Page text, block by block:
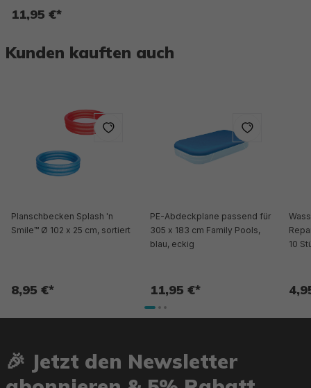
11,95 €*
Kunden kauften auch
Planschbecken Splash 'n
Smile™ Ø 102 x 25 cm, sortiert
8,95 €*
PE-Abdeckplane passend für
305 x 183 cm Family Pools,
blau, eckig
11,95 €*
10
🎉 Jetzt den Newsletter